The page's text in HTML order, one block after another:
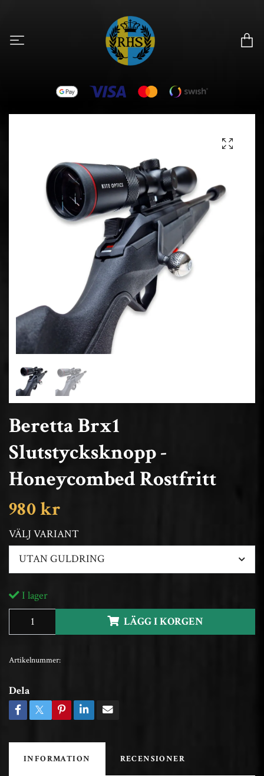
Beretta Brx1
Slutstycksknopp -
Honeycombed Rostfritt
980 kr
VÄLJ VARIANT
UTAN GULDRING
I lager
LÄGG I KORGEN
Artikelnummer:
Dela
INFORMATION RECENSIONER